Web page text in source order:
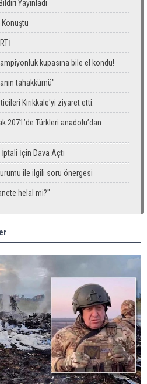
Yayınladı
Konuştu
kupasına bile el kondu!
tahakkümü"
Kırıkkale'yi ziyaret etti.
2071’de Türkleri anadolu’dan
İçin Dava Açtı
ile ilgili soru önergesi
helal mi?"